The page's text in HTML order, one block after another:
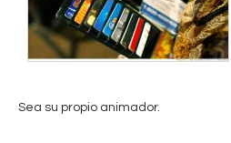
Sea su propio animador.